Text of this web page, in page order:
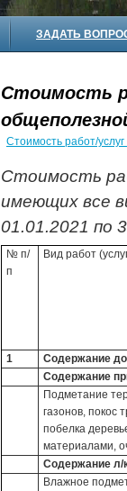
ЗАДАТЬ
Стоимость
Стоимость работ/
Стоимость
имеющих все
01.01.2021 по
№ п/
п
Вид работ
1 Содержание
Содержание
Подметание
газонов, покос
побелка
материалами,
Содержание л/
Влажное